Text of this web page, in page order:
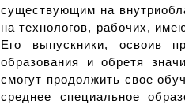
существующим на
на технологов, рабочих,
Его выпускники, освоив
образования и обретя
смогут продолжить свое
среднее специальное